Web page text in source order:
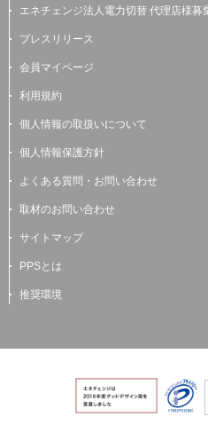
エネチェンジ法人電力切替 代理店様募
プレスリリース
会員マイページ
利用規約
個人情報の取扱いについて
個人情報保護方針
よくある質問・お問い合わせ
取材のお問い合わせ
サイトマップ
PPSとは
推奨環境